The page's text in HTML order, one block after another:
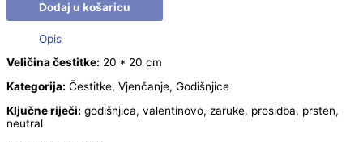
Dodaj u košaricu
Opis
Veličina čestitke: 20 * 20 cm
Kategorija: Čestitke, Vjenčanje, Godišnjice
Ključne riječi: godišnjica, valentinovo, zaruke, prosidba, prsten,
neutral